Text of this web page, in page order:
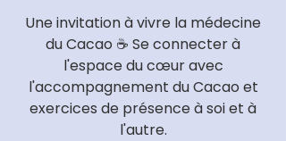
Une invitation à vivre la médecine
du Cacao ☕️ Se connecter à
l'espace du cœur avec
l'accompagnement du Cacao et
exercices de présence à soi et à
l'autre.